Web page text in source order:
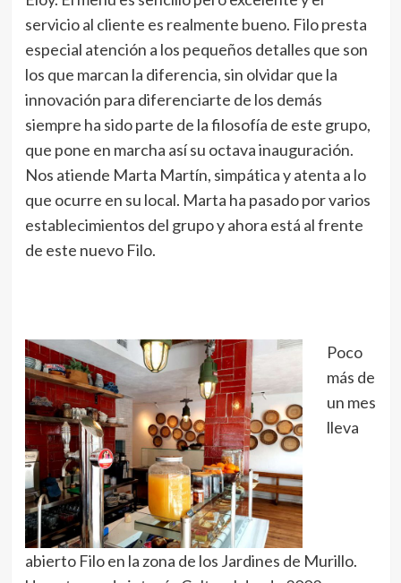
servicio al cliente es realmente bueno. Filo presta
especial atención a los pequeños detalles que son
los que marcan la diferencia, sin olvidar que la
innovación para diferenciarte de los demás
siempre ha sido parte de la filosofía de este grupo,
que pone en marcha así su octava inauguración.
Nos atiende Marta Martín, simpática y atenta a lo
que ocurre en su local. Marta ha pasado por varios
establecimientos del grupo y ahora está al frente
de este nuevo Filo.
Poco
más de
un mes
lleva
abierto Filo en la zona de los Jardines de Murillo.